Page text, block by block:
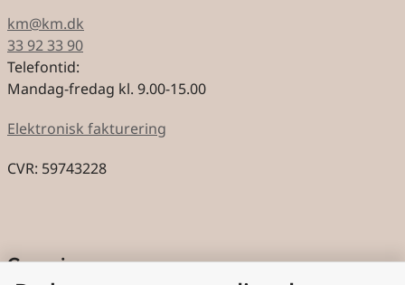
km@km.dk
33 92 33 90
Telefontid:
Mandag-fredag kl. 9.00-15.00
Elektronisk fakturering
CVR: 59743228
Genveje